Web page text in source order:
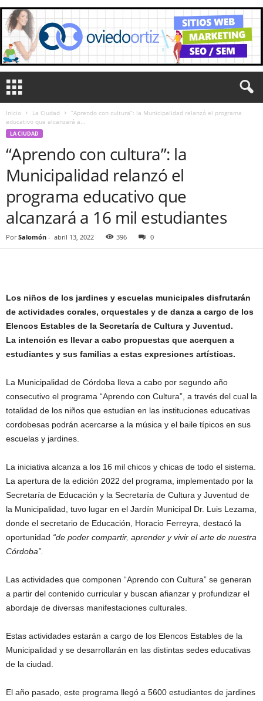
Inicio La Ciudad
“Aprendo con cultura”: la Municipalidad relanzó el programa
educativo que alcanzará a...
LA CIUDAD
“Aprendo con cultura”: la
Municipalidad relanzó el
programa educativo que
alcanzará a 16 mil estudiantes
Por Salomón - abril 13, 2022 396 0
Los niños de los jardines y escuelas municipales disfrutarán
de actividades corales, orquestales y de danza a cargo de los
Elencos Estables de la Secretaría de Cultura y Juventud.
La intención es llevar a cabo propuestas que acerquen a
estudiantes y sus familias a estas expresiones artísticas.
La Municipalidad de Córdoba lleva a cabo por segundo año
consecutivo el programa “Aprendo con Cultura”, a través del cual la
totalidad de los niños que estudian en las instituciones educativas
cordobesas podrán acercarse a la música y el baile típicos en sus
escuelas y jardines.
La iniciativa alcanza a los 16 mil chicos y chicas de todo el sistema.
La apertura de la edición 2022 del programa, implementado por la
Secretaría de Educación y la Secretaría de Cultura y Juventud de
la Municipalidad, tuvo lugar en el Jardín Municipal Dr. Luis Lezama,
donde el secretario de Educación, Horacio Ferreyra, destacó la
oportunidad “de poder compartir, aprender y vivir el arte de nuestra
Córdoba”.
Las actividades que componen “Aprendo con Cultura” se generan
a partir del contenido curricular y buscan afianzar y profundizar el
abordaje de diversas manifestaciones culturales.
Estas actividades estarán a cargo de los Elencos Estables de la
Municipalidad y se desarrollarán en las distintas sedes educativas
de la ciudad.
El año pasado, este programa llegó a 5600 estudiantes de jardines